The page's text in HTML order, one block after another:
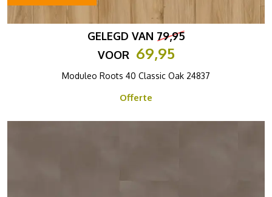
GELEGD VAN 79,95
VOOR 69,95
Moduleo Roots 40 Classic Oak 24837
Offerte